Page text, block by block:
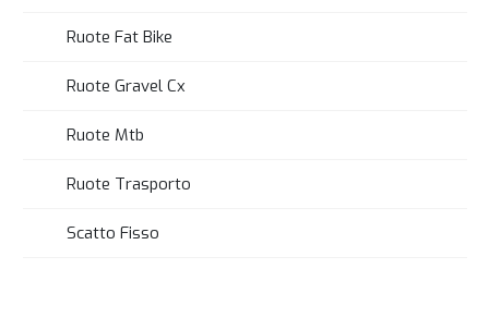
Ruote Fat Bike
Ruote Gravel Cx
Ruote Mtb
Ruote Trasporto
Scatto Fisso